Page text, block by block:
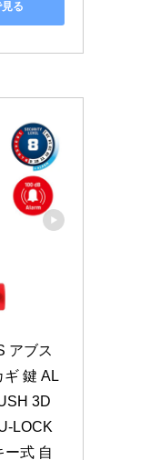
る
アブス
鍵 AL
3D
LOCK
ー式 自